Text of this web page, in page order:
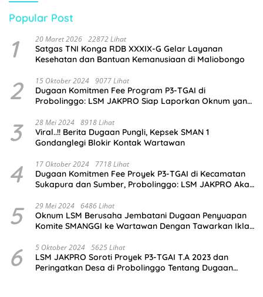
Popular Post
1 20 Maret 2026 22872 Lihat
Satgas TNI Konga RDB XXXIX-G Gelar Layanan
Kesehatan dan Bantuan Kemanusiaan di Maliobongo
2 15 Oktober 2024 9077 Lihat
Dugaan Komitmen Fee Program P3-TGAI di
Probolinggo: LSM JAKPRO Siap Laporkan Oknum yang
3 28 Mei 2024 8918 Lihat
Viral..!! Berita Dugaan Pungli, Kepsek SMAN 1
Gondanglegi Blokir Kontak Wartawan
4 17 Oktober 2024 7718 Lihat
Dugaan Komitmen Fee Proyek P3-TGAI di Kecamatan
Sukapura dan Sumber, Probolinggo: LSM JAKPRO Akan
5 29 Mei 2024 6486 Lihat
Oknum LSM Berusaha Jembatani Dugaan Penyuapan
Komite SMANGGI ke Wartawan Dengan Tawarkan Iklan
6 5 Oktober 2024 5625 Lihat
LSM JAKPRO Soroti Proyek P3-TGAI T.A 2023 dan
Peringatkan Desa di Probolinggo Tentang Dugaan